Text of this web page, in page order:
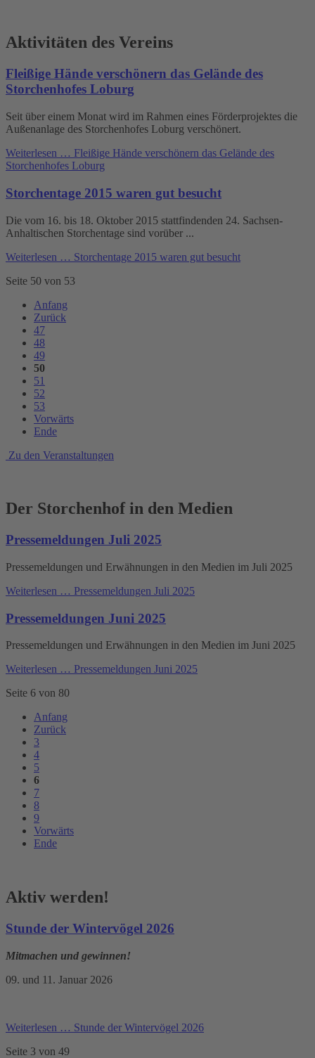
Aktivitäten des Vereins
Fleißige Hände verschönern das Gelände des
Storchenhofes Loburg
Seit über einem Monat wird im Rahmen eines Förderprojektes die
Außenanlage des Storchenhofes Loburg verschönert.
Weiterlesen … Fleißige Hände verschönern das Gelände des
Storchenhofes Loburg
Storchentage 2015 waren gut besucht
Die vom 16. bis 18. Oktober 2015 stattfindenden 24. Sachsen-
Anhaltischen Storchentage sind vorüber ...
Weiterlesen … Storchentage 2015 waren gut besucht
Seite 50 von 53
Anfang
Zurück
47
48
49
50
51
52
53
Vorwärts
Ende
Zu den Veranstaltungen
Der Storchenhof in den Medien
Pressemeldungen Juli 2025
Pressemeldungen und Erwähnungen in den Medien im Juli 2025
Weiterlesen … Pressemeldungen Juli 2025
Pressemeldungen Juni 2025
Pressemeldungen und Erwähnungen in den Medien im Juni 2025
Weiterlesen … Pressemeldungen Juni 2025
Seite 6 von 80
Anfang
Zurück
3
4
5
6
7
8
9
Vorwärts
Ende
Aktiv werden!
Stunde der Wintervögel 2026
Mitmachen und gewinnen!
09. und 11. Januar 2026
Weiterlesen … Stunde der Wintervögel 2026
Seite 3 von 49